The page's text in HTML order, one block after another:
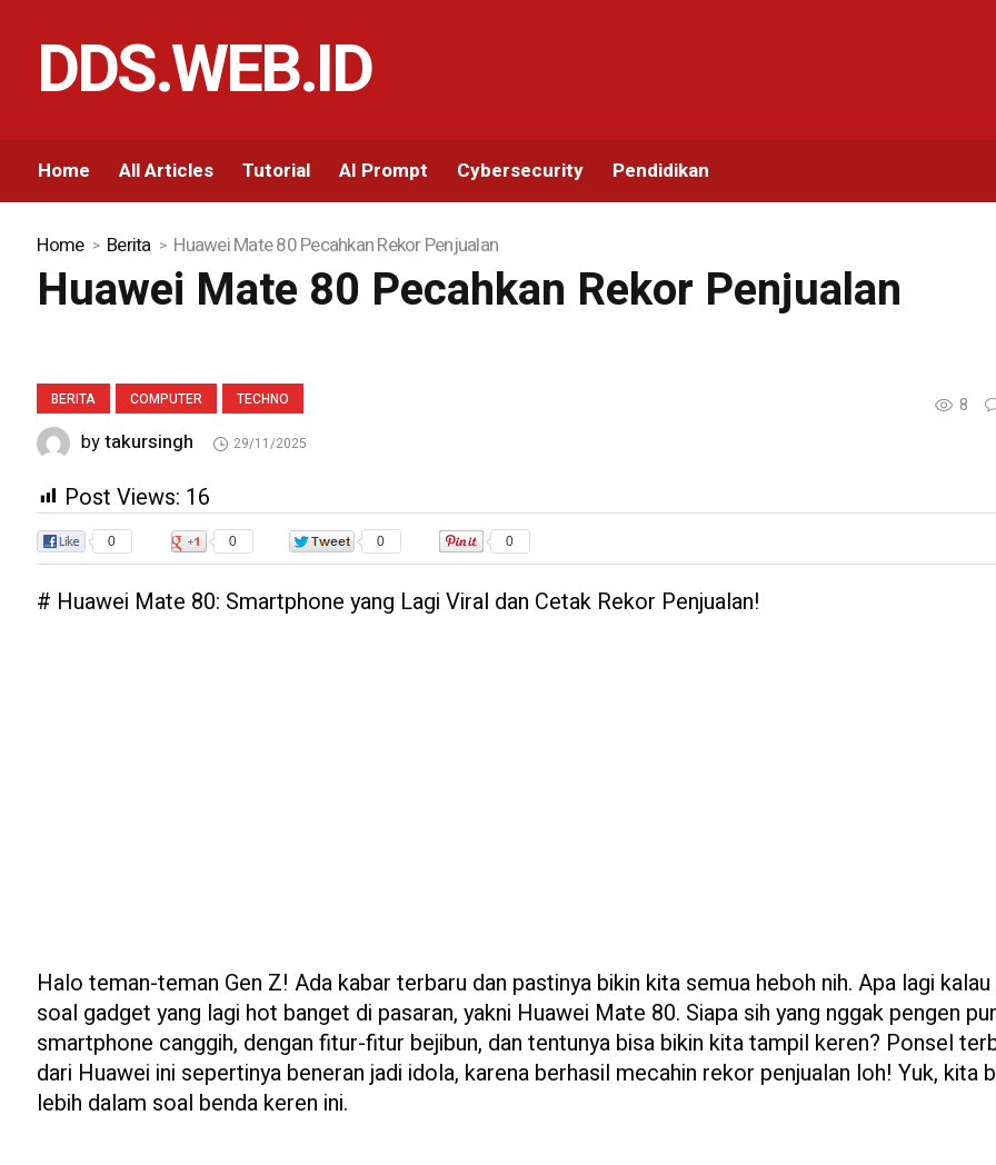
DDS.WEB.ID
Home All Articles Tutorial AI Prompt Cybersecurity Pendidikan
Home Berita Huawei Mate 80 Pecahkan Rekor Penjualan
Huawei Mate 80 Pecahkan Rekor Penjualan
BERITA COMPUTER TECHNO 8
bytakursingh 29/11/2025
Post Views: 16
0 0 0 0
# Huawei Mate 80: Smartphone yang Lagi Viral dan Cetak Rekor Penjualan!
Halo teman-teman Gen Z! Ada kabar terbaru dan pastinya bikin kita semua heboh nih. Apa lagi kalau
soal gadget yang lagi hot banget di pasaran, yakni Huawei Mate 80. Siapa sih yang nggak pengen
smartphone canggih, dengan fitur-fitur bejibun, dan tentunya bisa bikin kita tampil keren? Ponsel
dari Huawei ini sepertinya beneran jadi idola, karena berhasil mecahin rekor penjualan loh! Yuk, kita
lebih dalam soal benda keren ini.